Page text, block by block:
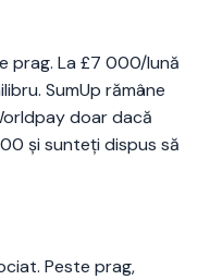
prag. La £7 000/lună
SumUp rămâne
doar dacă
și sunteți dispus să
Peste prag,